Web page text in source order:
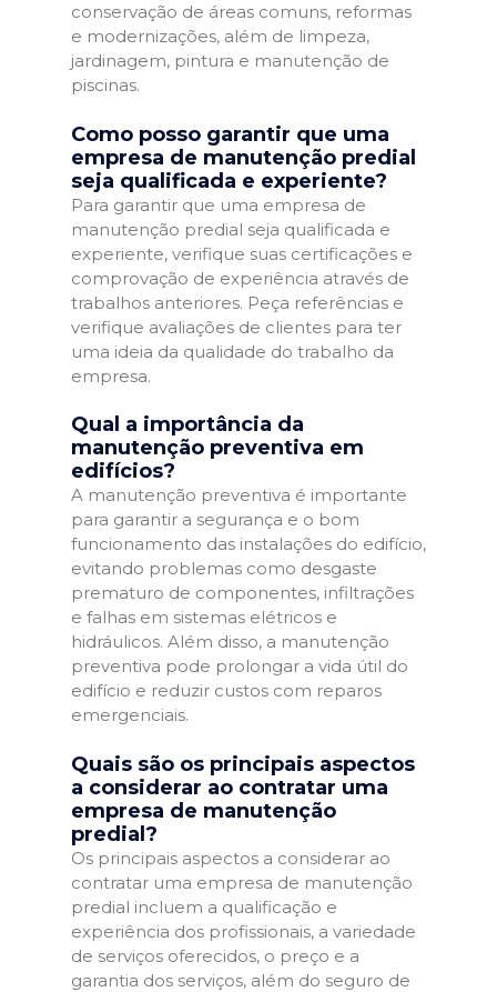
conservação de áreas comuns, reformas
e modernizações, além de limpeza,
jardinagem, pintura e manutenção de
piscinas.
Como posso garantir que uma
empresa de manutenção predial
seja qualificada e experiente?
Para garantir que uma empresa de
manutenção predial seja qualificada e
experiente, verifique suas certificações e
comprovação de experiência através de
trabalhos anteriores. Peça referências e
verifique avaliações de clientes para ter
uma ideia da qualidade do trabalho da
empresa.
Qual a importância da
manutenção preventiva em
edifícios?
A manutenção preventiva é importante
para garantir a segurança e o bom
funcionamento das instalações do edifício,
evitando problemas como desgaste
prematuro de componentes, infiltrações
e falhas em sistemas elétricos e
hidráulicos. Além disso, a manutenção
preventiva pode prolongar a vida útil do
edifício e reduzir custos com reparos
emergenciais.
Quais são os principais aspectos
a considerar ao contratar uma
empresa de manutenção
predial?
Os principais aspectos a considerar ao
contratar uma empresa de manutenção
predial incluem a qualificação e
experiência dos profissionais, a variedade
de serviços oferecidos, o preço e a
garantia dos serviços, além do seguro de